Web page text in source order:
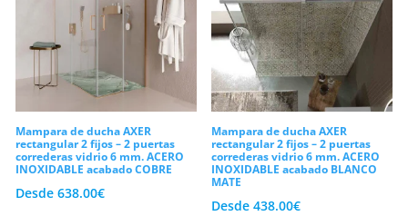
ducha rectangulares a medida se pueden
configurar con el sistema de acceso que
mejor responda a la distribución de tus
sanitarios. Por otro lado, dispones de
combinaciones con paneles fijos, hojas
correderas o puertas abatibles según tus
preferencias particulares.
Mampara de ducha AXER
rectangular 2 fijos – 2 puertas
correderas vidrio 6 mm. ACERO
INOXIDABLE acabado COBRE
Desde 638.00€
Mampara de ducha AXER
rectangular 2 fijos – 2 puertas
correderas vidrio 6 mm. ACERO
INOXIDABLE acabado BLANCO
MATE
Desde438.00€